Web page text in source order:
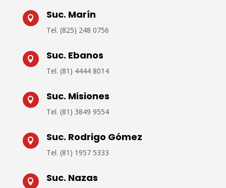
 Suc. Marín
Tel. (825) 248 0756
 Suc. Ebanos
Tel. (81) 4444 8014
 Suc. Misiones
Tel. (81) 3849 9554
 Suc. Rodrigo Gómez
Tel. (81) 1957 5333
 Suc. Nazas